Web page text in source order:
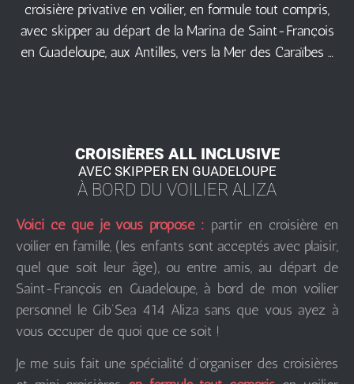
croisière privative en voilier, en formule tout compris,
avec skipper au départ de la Marina de Saint-François
en Guadeloupe, aux Antilles, vers la Mer des Caraïbes …
CROISIÈRES ALL INCLUSIVE
AVEC SKIPPER EN GUADELOUPE
À BORD DU VOILIER ALIZA
Voici ce que je vous propose : partir en croisière en
voilier en famille, (les enfants sont acceptés avec plaisir,
quel que soit leur âge), ou entre amis, au départ de
Saint-François en Guadeloupe, à bord de mon voilier
personnel le Gib’Sea 414 Aliza sans que vous ayez à
vous occuper de quoi que ce soit !
Je me suis fait une spécialité d’organiser des croisières